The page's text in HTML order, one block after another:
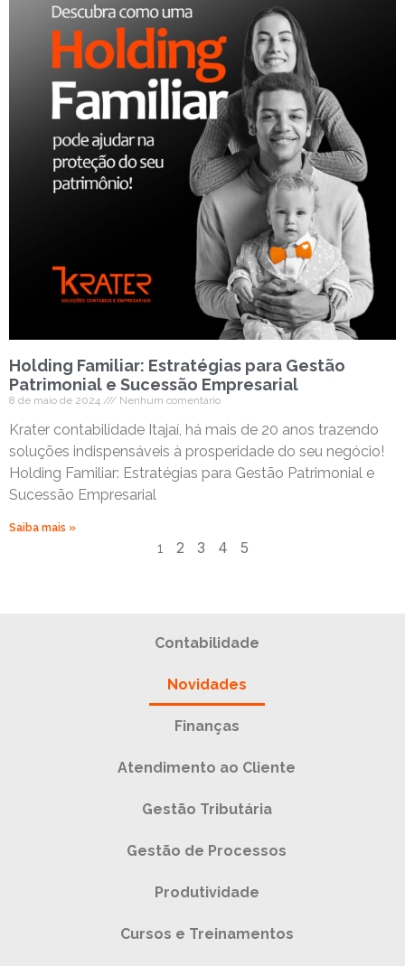
Holding Familiar: Estratégias para Gestão
Patrimonial e Sucessão Empresarial
8 de maio de 2024 Nenhum comentário
Krater contabilidade Itajaí, há mais de 20 anos trazendo
soluções indispensáveis à prosperidade do seu negócio!
Holding Familiar: Estratégias para Gestão Patrimonial e
Sucessão Empresarial
Saiba mais »
1 2 3 4 5
Contabilidade
Novidades
Finanças
Atendimento ao Cliente
Gestão Tributária
Gestão de Processos
Produtividade
Cursos e Treinamentos